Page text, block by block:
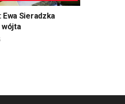
Ewa Sieradzka
wójta